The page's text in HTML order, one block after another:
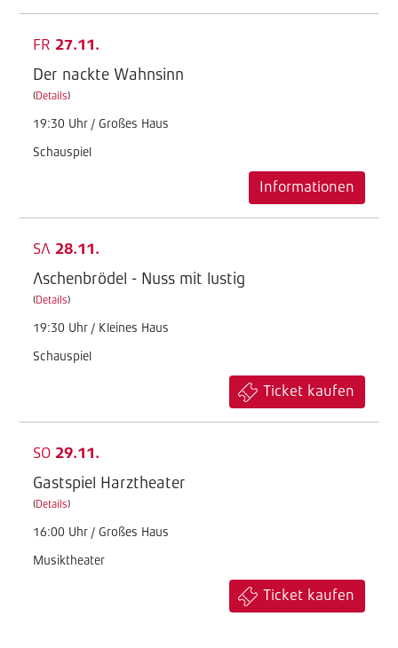
FR 27.11.
Der nackte Wahnsinn
(Details)
19:30 Uhr / Großes Haus
Schauspiel
Informationen
SA 28.11.
Aschenbrödel - Nuss mit lustig
(Details)
19:30 Uhr / Kleines Haus
Schauspiel
Ticket kaufen
SO 29.11.
Gastspiel Harztheater
(Details)
16:00 Uhr / Großes Haus
Musiktheater
Ticket kaufen